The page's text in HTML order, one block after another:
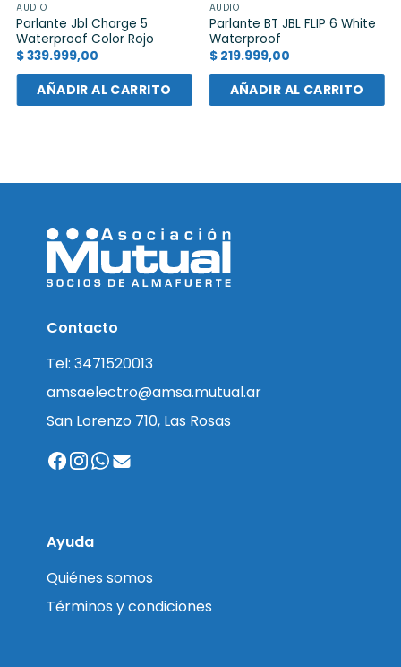
AUDIO
Parlante Jbl Charge 5
Waterproof Color Rojo
$339.999,00
AÑADIR AL CARRITO
AUDIO
Parlante BT JBL FLIP 6 White
Waterproof
$219.999,00
AÑADIR AL CARRITO
Contacto
Tel: 3471520013
amsaelectro@amsa.mutual.ar
San Lorenzo 710, Las Rosas
Ayuda
Quiénes somos
Términos y condiciones